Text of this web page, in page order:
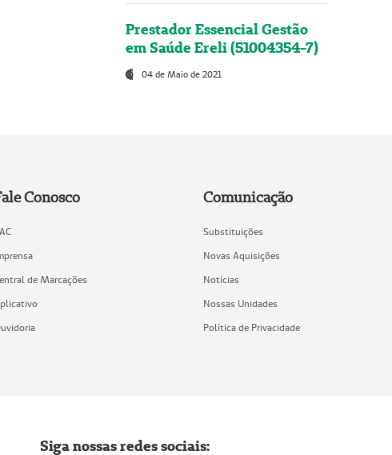
Prestador Essencial Gestão
em Saúde Ereli (51004354-7)
04 de Maio de 2021
Conosco
de Marcações
Comunicação
Substituições
Novas Aquisições
Notícias
Nossas Unidades
Política de Privacidade
Siga nossas redes sociais: